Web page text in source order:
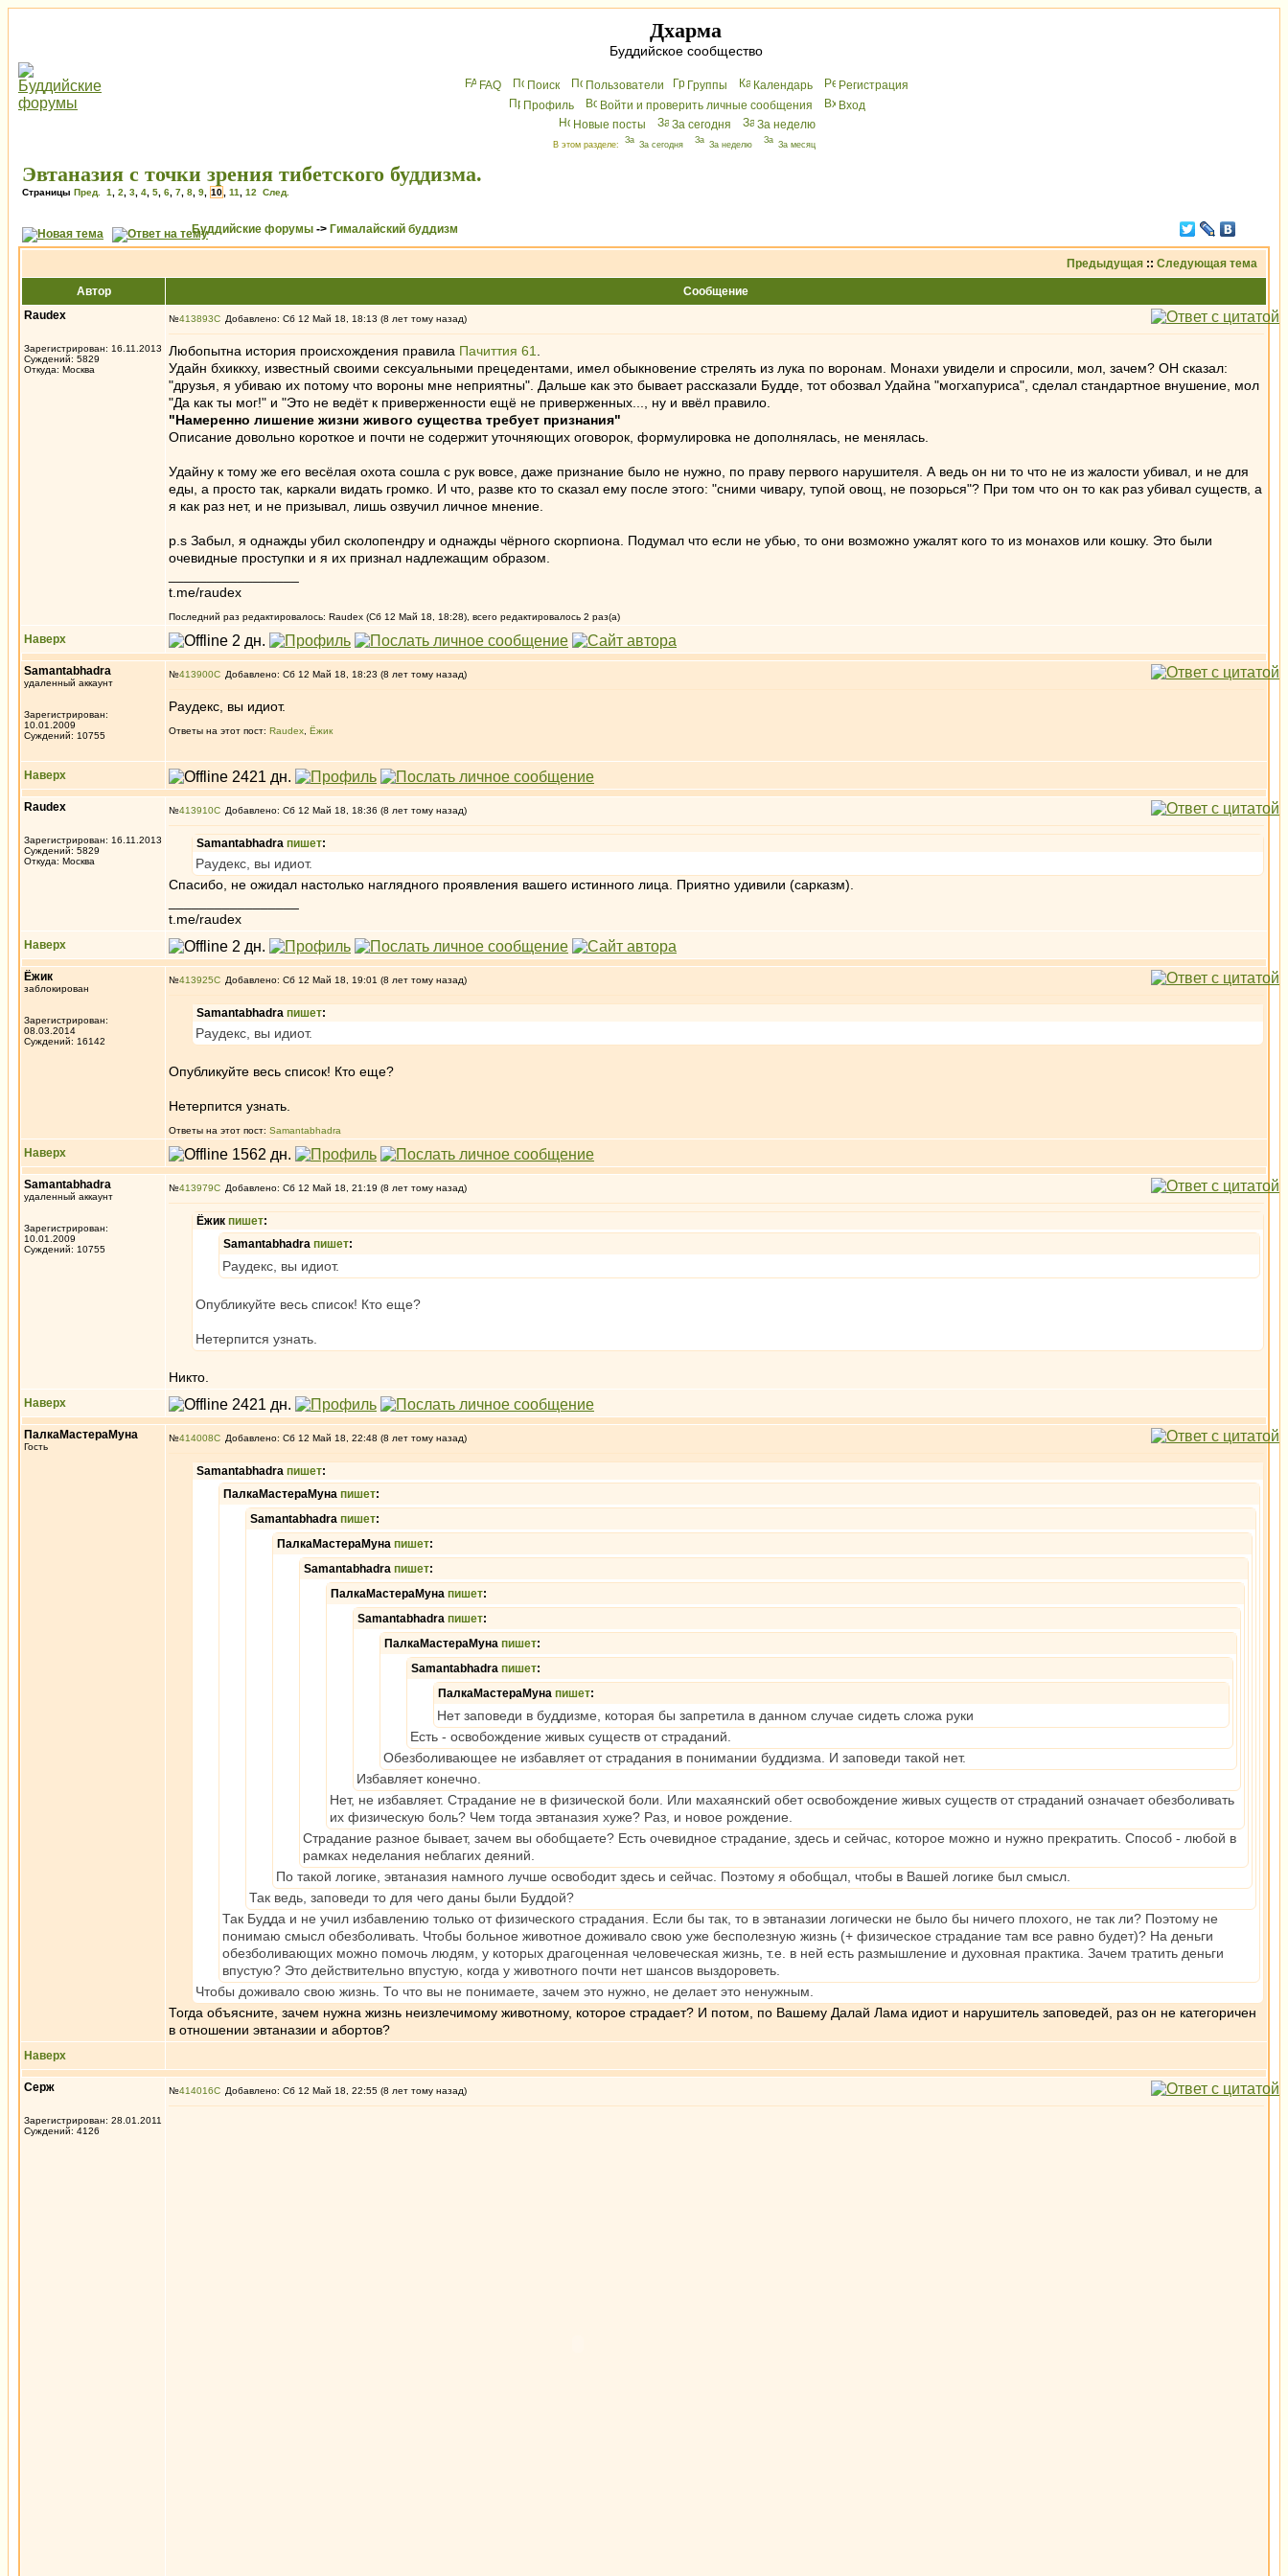
Дхарма
Буддийское сообщество
FAQ Поиск Пользователи Группы Календарь
Peгиcтрaция
Профиль
Войти и проверить личные сообщения
Вхoд
Новые посты
За сегодня За неделю
В этом разделе: За сегодня За неделю За месяц
Эвтаназия с точки зрения тибетского буддизма.
Страницы Пред. 1 2 3 4 5 6 7 8 9 10 11 12 След.
Буддийские форумы -> Гималайский буддизм
Предыдущая :: Следующая тема
Автор
Сообщение
Raudex
Зарегистрирован: 16.11.2013
Суждений: 5829
Откуда: Москва
№413893 Добавлено: Сб 12 Май 18, 18:13 (8 лет тому назад)
Любопытна история происхождения правила Пачиттия 61
Удайн бхиккху, известный своими сексуальными прецедентами, имел обыкновение стрелять из лука по воронам. Монахи увидели и спросили, мол, зачем? ОН сказал:
"друзья, я убиваю их потому что вороны мне неприятны". Дальше как это бывает рассказали Будде, тот обозвал Удайна "могхапуриса", сделал стандартное внушение, мол
"Да как ты мог!" и "Это не ведёт к приверженности ещё не приверженных..., ну и ввёл правило.
"Намеренно лишение жизни живого существа требует признания"
Описание довольно короткое и почти не содержит уточняющих оговорок, формулировка не дополнялась, не менялась.
Удайну к тому же его весёлая охота сошла с рук вовсе, даже признание было не нужно, по праву первого нарушителя. А ведь он ни то что не из жалости убивал, и не для
еды, а просто так, каркали видать громко. И что, разве кто то сказал ему после этого: "сними чивару, тупой овощ, не позорься"? При том что он то как раз убивал существ, а
я как раз нет, и не призывал, лишь озвучил личное мнение.
p.s Забыл, я однажды убил сколопендру и однажды чёрного скорпиона. Подумал что если не убью, то они возможно ужалят кого то из монахов или кошку. Это были
очевидные проступки и я их признал надлежащим образом.
t.me/raudex
Последний раз редактировалось: Raudex (Сб 12 Май 18, 18:28), всего редактировалось 2 раз(а)
Наверх
Samantabhadra
удаленный аккаунт
Зарегистрирован:
10.01.2009
Суждений: 10755
№413900 Добавлено: Сб 12 Май 18, 18:23 (8 лет тому назад)
Раудекс, вы идиот.
Ответы на этот пост: Raudex Ёжик
Наверх
Raudex
Зарегистрирован: 16.11.2013
Суждений: 5829
Откуда: Москва
№413910 Добавлено: Сб 12 Май 18, 18:36 (8 лет тому назад)
Samantabhadra пишет:
Раудекс, вы идиот.
Спасибо, не ожидал настолько наглядного проявления вашего истинного лица. Приятно удивили (сарказм).
t.me/raudex
Наверх
Ёжик
заблокирован
Зарегистрирован:
08.03.2014
Суждений: 16142
№413925 Добавлено: Сб 12 Май 18, 19:01 (8 лет тому назад)
Samantabhadra пишет:
Раудекс, вы идиот.
Опубликуйте весь список! Кто еще?
Нетерпится узнать.
Ответы на этот пост: Samantabhadra
Наверх
Samantabhadra
удаленный аккаунт
Зарегистрирован:
10.01.2009
Суждений: 10755
№413979 Добавлено: Сб 12 Май 18, 21:19 (8 лет тому назад)
Ёжик пишет:
Samantabhadra пишет:
Раудекс, вы идиот.
Опубликуйте весь список! Кто еще?
Нетерпится узнать.
Никто.
Наверх
ПалкаМастераМуна
Гость
№414008 Добавлено: Сб 12 Май 18, 22:48 (8 лет тому назад)
Samantabhadra пишет:
ПалкаМастераМуна пишет:
Samantabhadra пишет:
ПалкаМастераМуна пишет:
Samantabhadra пишет:
ПалкаМастераМуна пишет:
Samantabhadra пишет:
ПалкаМастераМуна пишет:
Samantabhadra пишет:
ПалкаМастераМуна пишет:
Нет заповеди в буддизме, которая бы запретила в данном случае сидеть сложа руки
Есть - освобождение живых существ от страданий.
Обезболивающее не избавляет от страдания в понимании буддизма. И заповеди такой нет.
Избавляет конечно.
Нет, не избавляет. Страдание не в физической боли. Или махаянский обет освобождение живых существ от страданий означает обезболивать
их физическую боль? Чем тогда эвтаназия хуже? Раз, и новое рождение.
Страдание разное бывает, зачем вы обобщаете? Есть очевидное страдание, здесь и сейчас, которое можно и нужно прекратить. Способ - любой в
рамках неделания неблагих деяний.
По такой логике, эвтаназия намного лучше освободит здесь и сейчас. Поэтому я обобщал, чтобы в Вашей логике был смысл.
Так ведь, заповеди то для чего даны были Буддой?
Так Будда и не учил избавлению только от физического страдания. Если бы так, то в эвтаназии логически не было бы ничего плохого, не так ли? Поэтому не
понимаю смысл обезболивать. Чтобы больное животное доживало свою уже бесполезную жизнь (+ физическое страдание там все равно будет)? На деньги
обезболивающих можно помочь людям, у которых драгоценная человеческая жизнь, т.е. в ней есть размышление и духовная практика. Зачем тратить деньги
впустую? Это действительно впустую, когда у животного почти нет шансов выздороветь.
Чтобы доживало свою жизнь. То что вы не понимаете, зачем это нужно, не делает это ненужным.
Тогда объясните, зачем нужна жизнь неизлечимому животному, которое страдает? И потом, по Вашему Далай Лама идиот и нарушитель заповедей, раз он не категоричен
в отношении эвтаназии и абортов?
Наверх
Серж
Зарегистрирован: 28.01.2011
Суждений: 4126
№414016 Добавлено: Сб 12 Май 18, 22:55 (8 лет тому назад)